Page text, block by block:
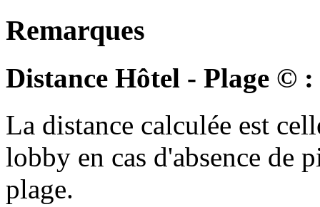
Remarques
Distance Hôtel - Plage © :
La distance calculée est
lobby en cas d'absence de
plage.